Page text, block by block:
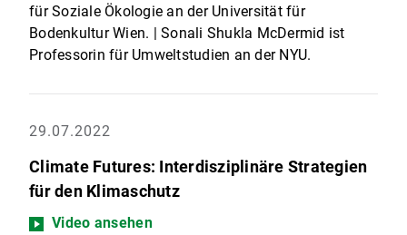
für Soziale Ökologie an der Universität für
Bodenkultur Wien. | Sonali Shukla McDermid ist
Professorin für Umweltstudien an der NYU.
29.07.2022
Climate Futures: Interdisziplinäre Strategien
für den Klimaschutz
Video ansehen